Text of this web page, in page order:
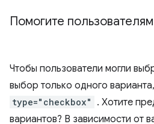
Помогите
Чтобы пользователи могли
выбор только одного
type="checkbox"
. Хотите
вариантов? В зависимости от